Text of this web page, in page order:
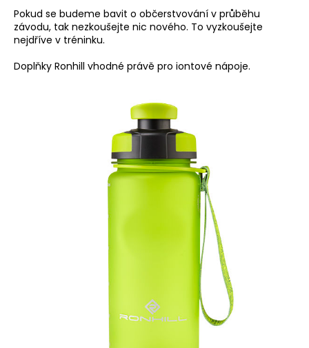
Pokud se budeme bavit o občerstvování v průběhu
závodu, tak nezkoušejte nic nového. To vyzkoušejte
nejdříve v tréninku.
Doplňky Ronhill vhodné právě pro iontové nápoje.
e
BĚŽECKÁ
OBUV